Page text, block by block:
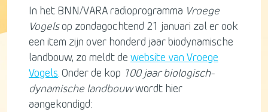
In het BNN/VARA radioprogramma Vroege
Vogelsop zondagochtend 21 januari zal er ook
een item zijn over honderd jaar biodynamische
landbouw, zo meldt de website van Vroege
Vogels. Onder de kop 100 jaar biologisch-
dynamische landbouwwordt hier
aangekondigd: